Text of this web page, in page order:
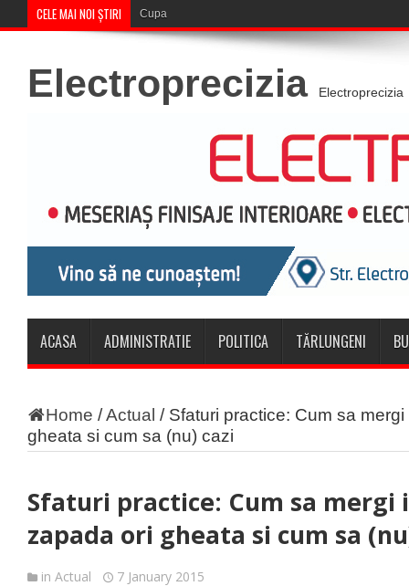
CELE MAI NOI ȘTIRI Cupa României: CSM Săcele întâlnește Corona Br
Electroprecizia Electroprecizia
ACASA ADMINISTRATIE POLITICA TĂRLUNGENI
Home /Actual / Sfaturi practice: Cum sa
gheata si cum sa (nu) cazi
Sfaturi practice: Cum sa mergi
zapada ori gheata si cum sa
in Actual 7 January 2015